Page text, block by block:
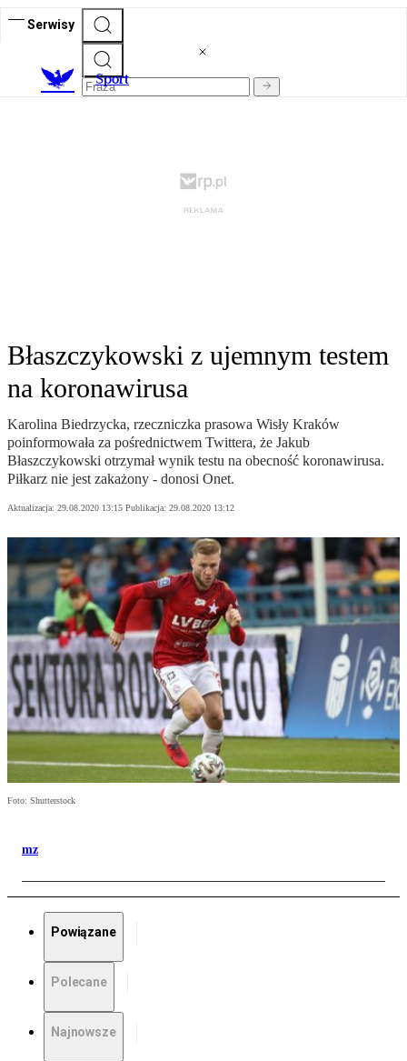
Serwisy
Sport
Błaszczykowski z ujemnym testem
na koronawirusa
Karolina Biedrzycka, rzeczniczka prasowa Wisły Kraków
poinformowała za pośrednictwem Twittera, że Jakub
Błaszczykowski otrzymał wynik testu na obecność koronawirusa.
Piłkarz nie jest zakażony - donosi Onet.
Aktualizacja: 29.08.2020 13:15 Publikacja: 29.08.2020 13:12
Foto: Shutterstock
mz
Powiązane
Polecane
Najnowsze